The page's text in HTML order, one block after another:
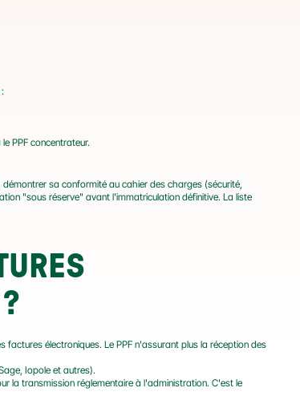
PPF concentrateur.
sa conformité au cahier des charges (sécurité,
"sous réserve" avant l'immatriculation définitive. La liste
électroniques. Le PPF n'assurant plus la réception des
Iopole et autres).
la transmission réglementaire à l'administration. C'est le